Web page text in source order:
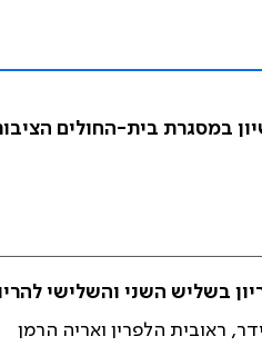
במסגרת בית-החולים
בשליש השני והשלישי להריון:
ראובית הלפרין ואריה הרמן